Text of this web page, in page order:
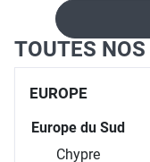
TOUTES NOS
EUROPE
Europe du Sud
Chypre